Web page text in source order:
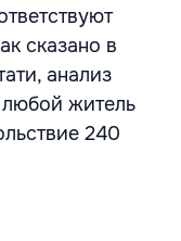
сказано в
анализ
житель
240